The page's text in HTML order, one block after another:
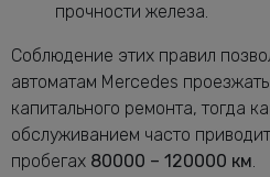
прочности железа.
Соблюдение этих правил
автоматам Mercedes проезжать
капитального ремонта, тогда
обслуживанием часто
пробегах 80000 – 120000 км.